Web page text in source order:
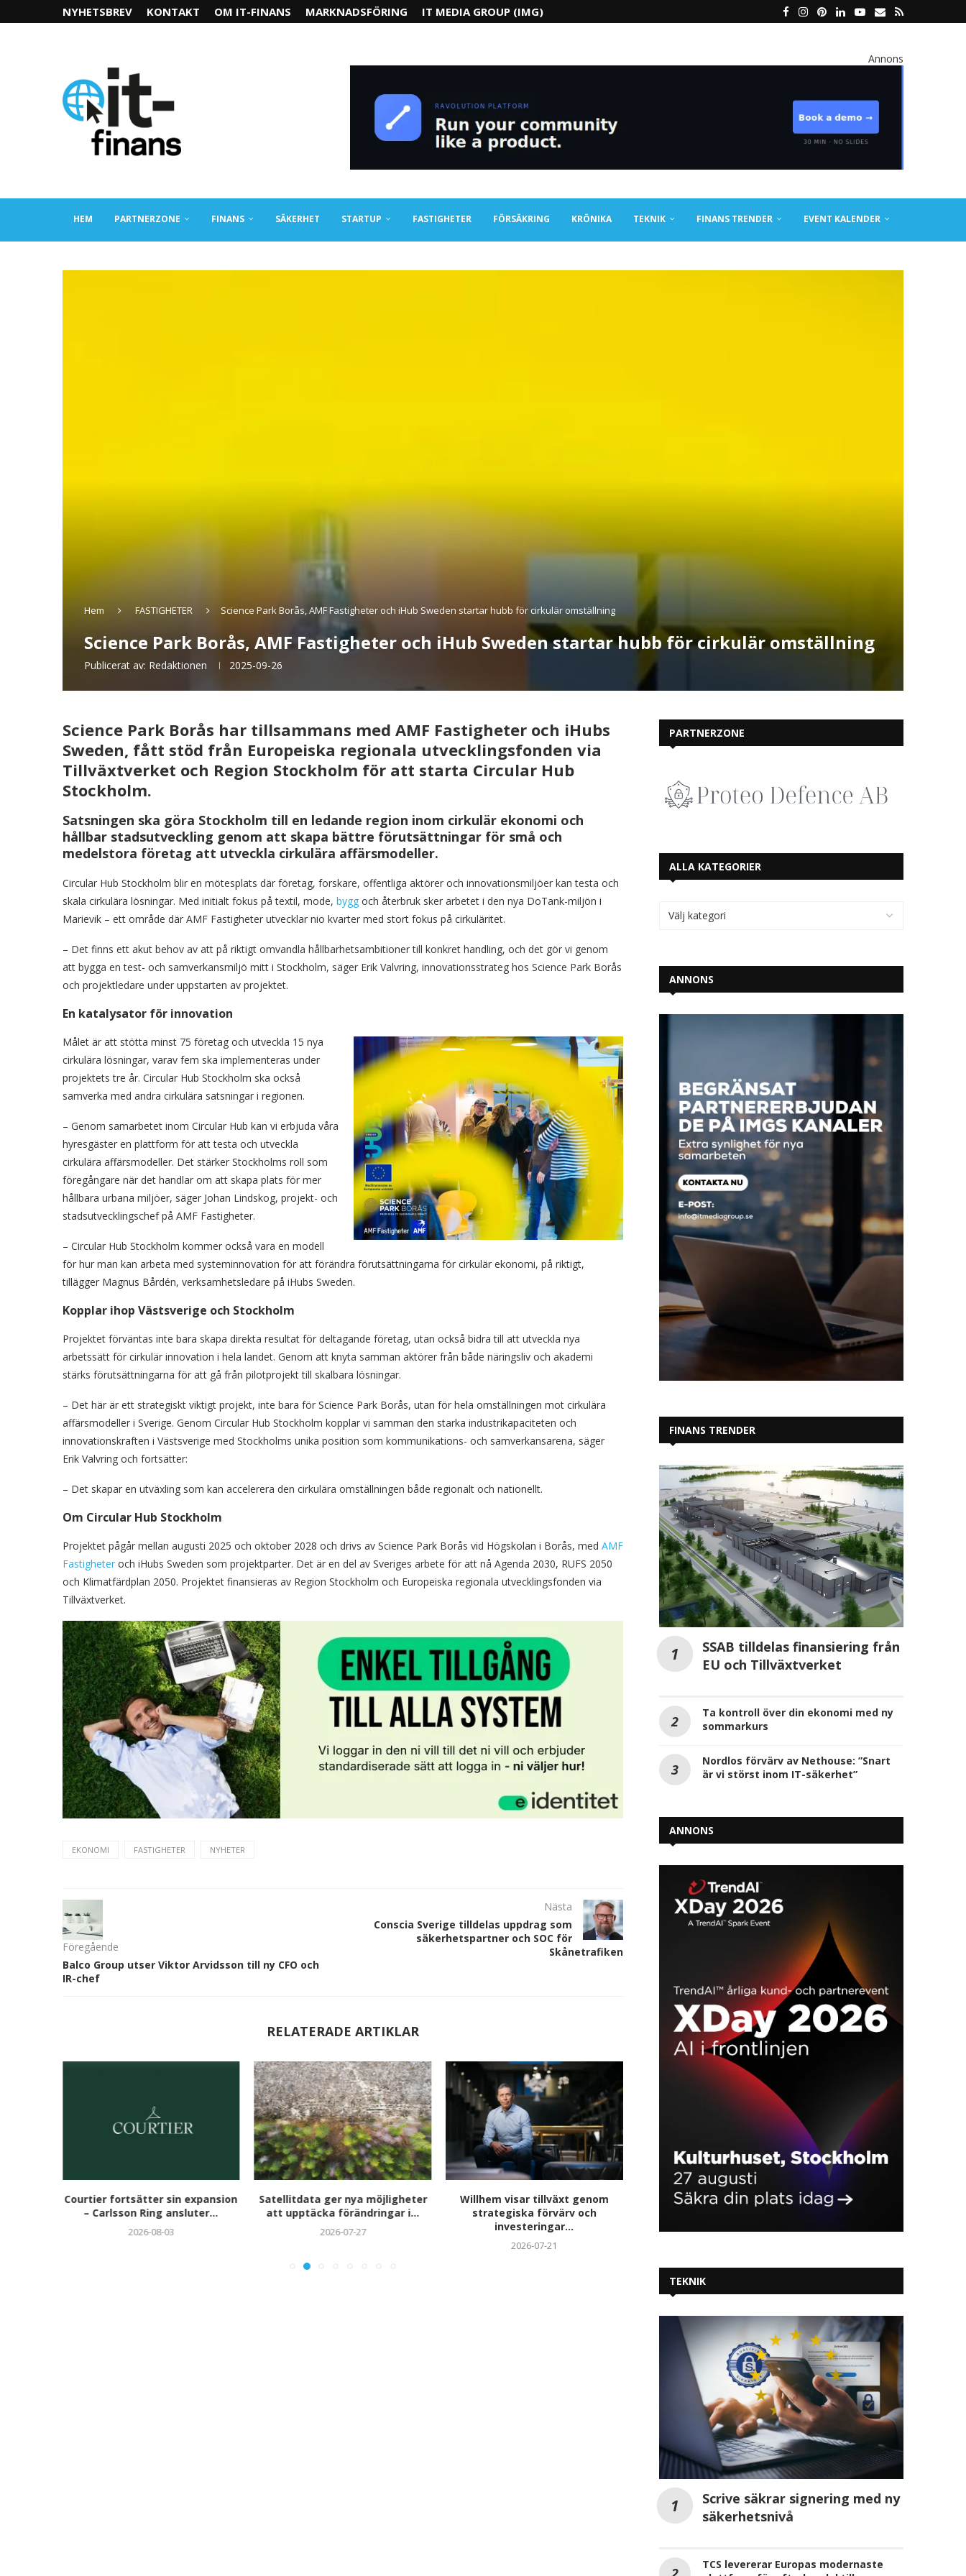
NYHETSBREV KONTAKT OM IT-FINANS MARKNADSFÖRING IT MEDIA GROUP (IMG)
Annons
HEM PARTNERZONE FINANS SÄKERHET STARTUP FASTIGHETER FÖRSÄKRING KRÖNIKA TEKNIK FINANS TRENDER EVENT KALENDER
Hem FASTIGHETER Science Park Borås, AMF Fastigheter och iHub Sweden startar hubb för cirkulär omställning
Science Park Borås, AMF Fastigheter och iHub Sweden startar hubb för cirkulär omställning
Publicerat av: Redaktionen 2025-09-26
Science Park Borås har tillsammans med AMF Fastigheter och iHubs
Sweden, fått stöd från Europeiska regionala utvecklingsfonden via
Tillväxtverket och Region Stockholm för att starta Circular Hub
Stockholm.
Satsningen ska göra Stockholm till en ledande region inom cirkulär ekonomi och
hållbar stadsutveckling genom att skapa bättre förutsättningar för små och
medelstora företag att utveckla cirkulära affärsmodeller.
Circular Hub Stockholm blir en mötesplats där företag, forskare, offentliga aktörer och innovationsmiljöer kan testa och
skala cirkulära lösningar. Med initialt fokus på textil, mode, bygg och återbruk sker arbetet i den nya DoTank-miljön i
Marievik – ett område där AMF Fastigheter utvecklar nio kvarter med stort fokus på cirkuläritet.
– Det finns ett akut behov av att på riktigt omvandla hållbarhetsambitioner till konkret handling, och det gör vi genom
att bygga en test- och samverkansmiljö mitt i Stockholm, säger Erik Valvring, innovationsstrateg hos Science Park Borås
och projektledare under uppstarten av projektet.
En katalysator för innovation
Målet är att stötta minst 75 företag och utveckla 15 nya
cirkulära lösningar, varav fem ska implementeras under
projektets tre år. Circular Hub Stockholm ska också
samverka med andra cirkulära satsningar i regionen.
– Genom samarbetet inom Circular Hub kan vi erbjuda våra
hyresgäster en plattform för att testa och utveckla
cirkulära affärsmodeller. Det stärker Stockholms roll som
föregångare när det handlar om att skapa plats för mer
hållbara urbana miljöer, säger Johan Lindskog, projekt- och
stadsutvecklingschef på AMF Fastigheter.
– Circular Hub Stockholm kommer också vara en modell
för hur man kan arbeta med systeminnovation för att förändra förutsättningarna för cirkulär ekonomi, på riktigt,
tillägger Magnus Bårdén, verksamhetsledare på iHubs Sweden.
Kopplar ihop Västsverige och Stockholm
Projektet förväntas inte bara skapa direkta resultat för deltagande företag, utan också bidra till att utveckla nya
arbetssätt för cirkulär innovation i hela landet. Genom att knyta samman aktörer från både näringsliv och akademi
stärks förutsättningarna för att gå från pilotprojekt till skalbara lösningar.
– Det här är ett strategiskt viktigt projekt, inte bara för Science Park Borås, utan för hela omställningen mot cirkulära
affärsmodeller i Sverige. Genom Circular Hub Stockholm kopplar vi samman den starka industrikapaciteten och
innovationskraften i Västsverige med Stockholms unika position som kommunikations- och samverkansarena, säger
Erik Valvring och fortsätter:
– Det skapar en utväxling som kan accelerera den cirkulära omställningen både regionalt och nationellt.
Om Circular Hub Stockholm
Projektet pågår mellan augusti 2025 och oktober 2028 och drivs av Science Park Borås vid Högskolan i Borås, med AMF
Fastigheter och iHubs Sweden som projektparter. Det är en del av Sveriges arbete för att nå Agenda 2030, RUFS 2050
och Klimatfärdplan 2050. Projektet finansieras av Region Stockholm och Europeiska regionala utvecklingsfonden via
Tillväxtverket.
EKONOMI FASTIGHETER NYHETER
Föregående
Balco Group utser Viktor Arvidsson till ny CFO och
IR-chef
Nästa
Conscia Sverige tilldelas uppdrag som
säkerhetspartner och SOC för
Skånetrafiken
RELATERADE ARTIKLAR
Courtier fortsätter sin expansion
– Carlsson Ring ansluter...
2026-08-03
Satellitdata ger nya möjligheter
att upptäcka förändringar i...
2026-07-27
Willhem visar tillväxt genom
strategiska förvärv och
investeringar...
2026-07-21
Nordec levererar stommen till
2026-07-17
Orterna där
2026-07-16
PARTNERZONE
ALLA KATEGORIER
ANNONS
FINANS TRENDER
SSAB tilldelas finansiering från
EU och Tillväxtverket
Ta kontroll över din ekonomi med ny
sommarkurs
Nordlos förvärv av Nethouse: ”Snart
är vi störst inom IT-säkerhet”
ANNONS
TEKNIK
Scrive säkrar signering med ny
säkerhetsnivå
TCS levererar Europas modernaste